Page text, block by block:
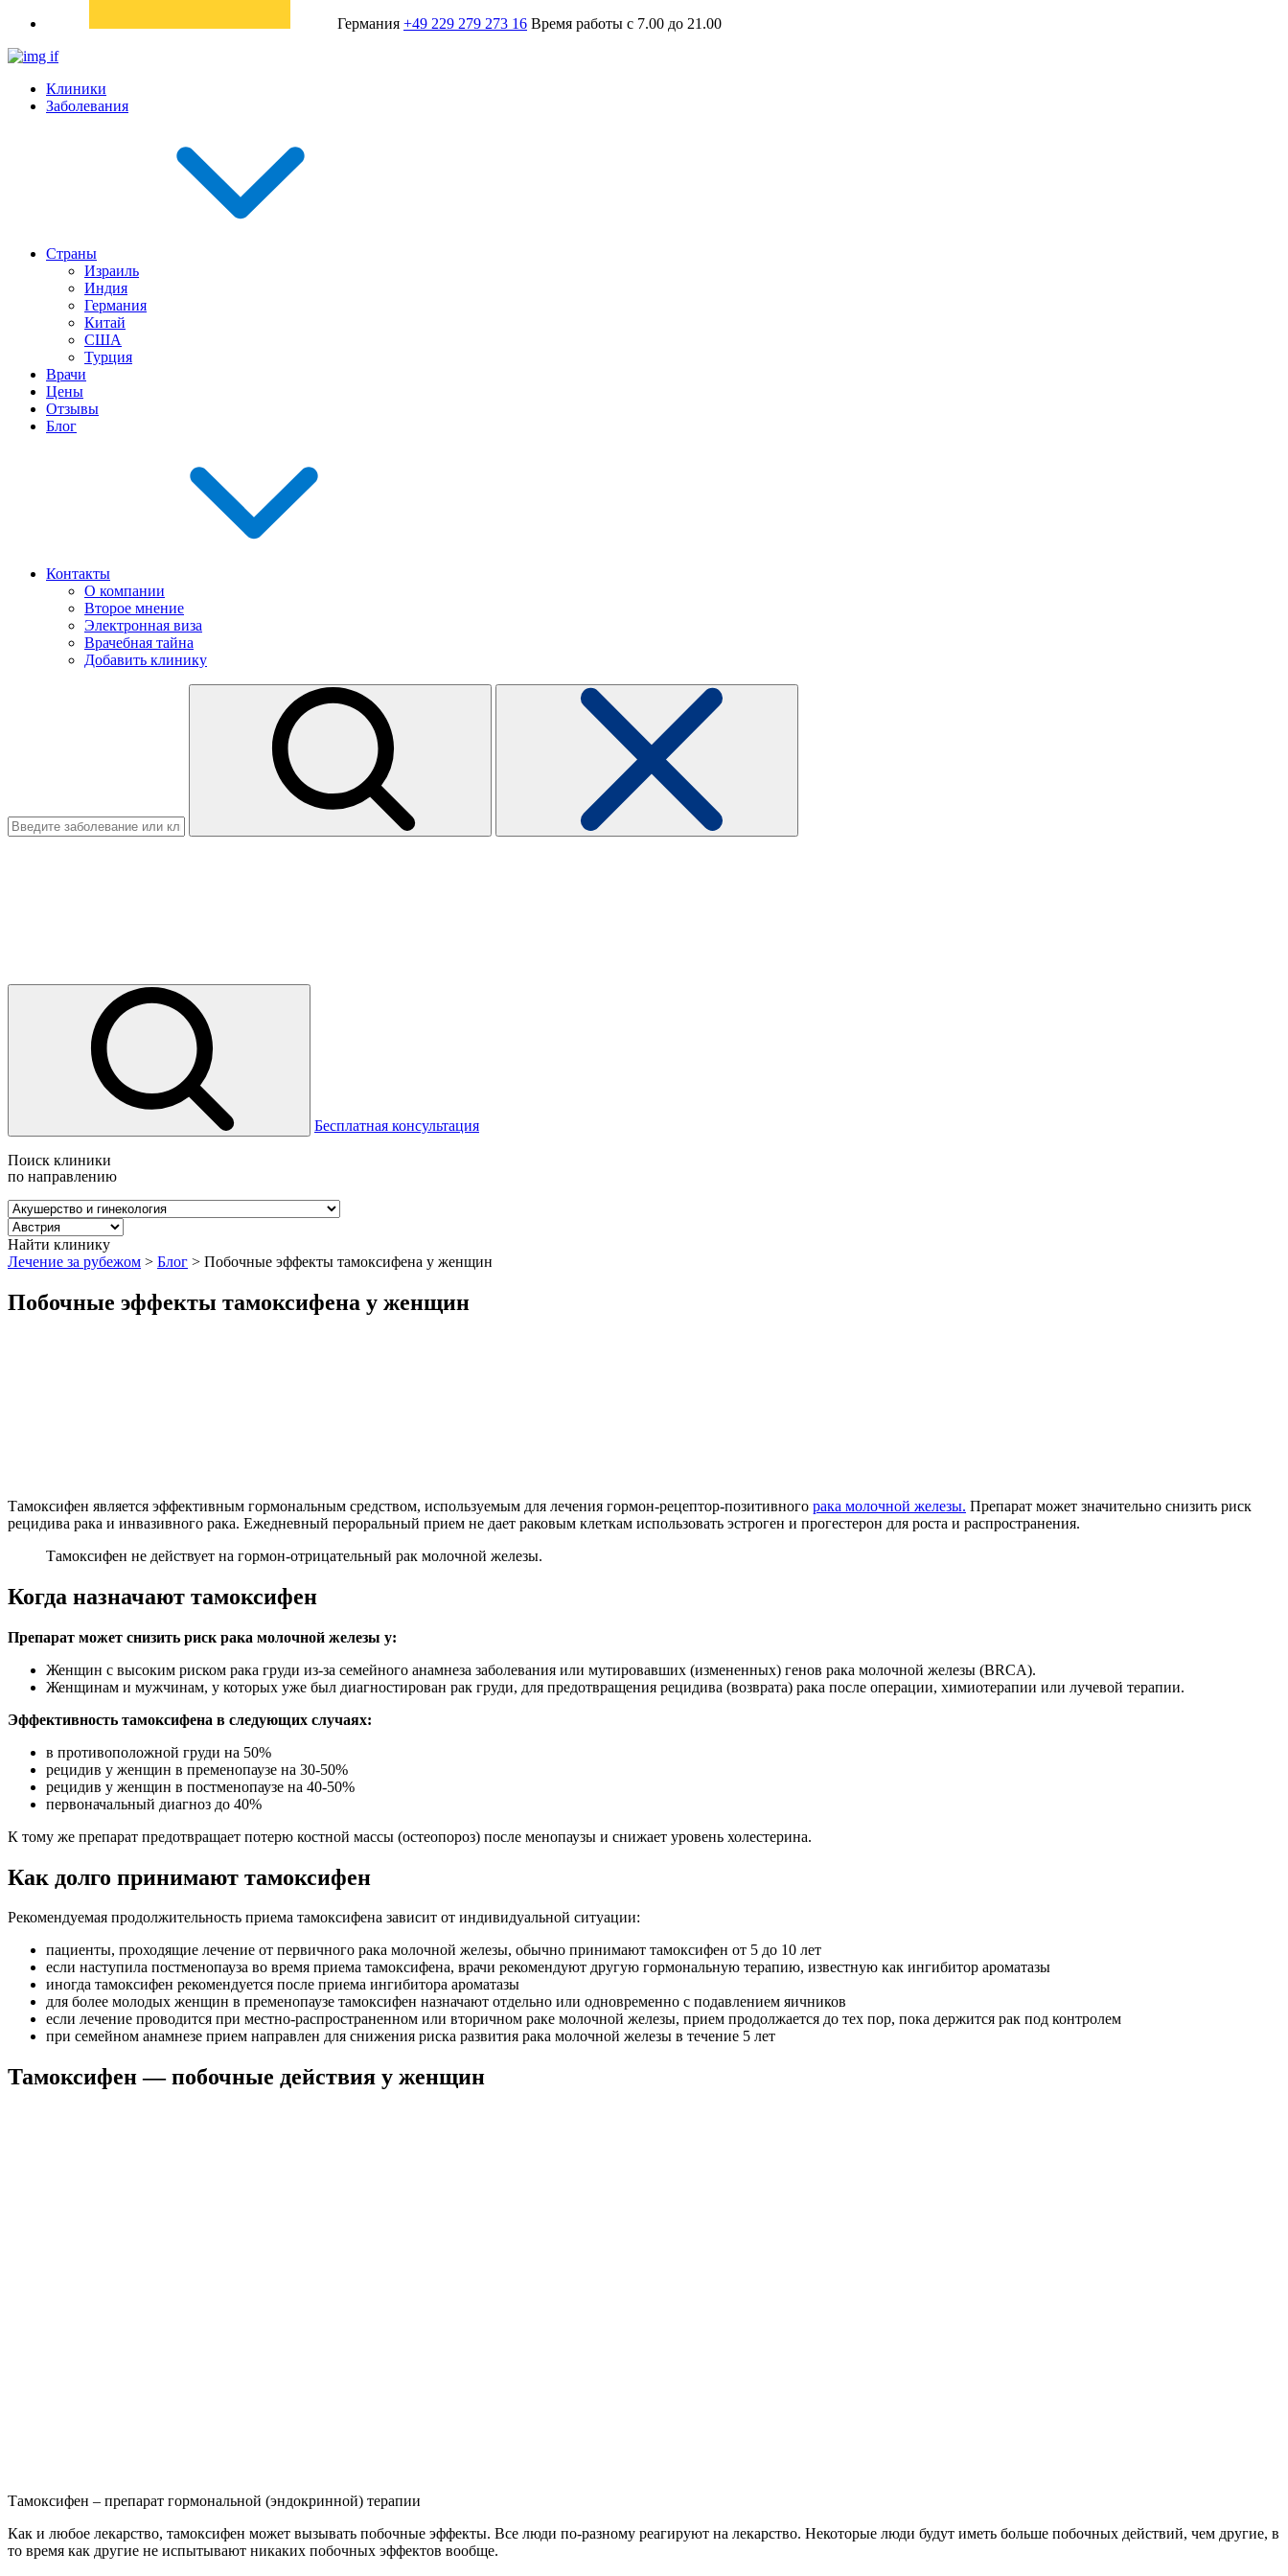
Германия +49 229 279 273 16 Время работы с 7.00 до 21.00
Клиники
Заболевания
Страны
Израиль
Индия
Германия
Китай
США
Турция
Врачи
Цены
Отзывы
Блог
Контакты
О компании
Второе мнение
Электронная виза
Врачебная тайна
Добавить клинику
Бесплатная консультация
Поиск клиники
по направлению
Найти клинику
Лечение за рубежом > Блог > Побочные эффекты тамоксифена у женщин
Побочные эффекты тамоксифена у женщин
Тамоксифен является эффективным гормональным средством, используемым для лечения гормон-рецептор-позитивного рака молочной железы. Препарат может значительно снизить риск
рецидива рака и инвазивного рака. Ежедневный пероральный прием не дает раковым клеткам использовать эстроген и прогестерон для роста и распространения.
Тамоксифен не действует на гормон-отрицательный рак молочной железы.
Когда назначают тамоксифен
Препарат может снизить риск рака молочной железы у:
Женщин с высоким риском рака груди из-за семейного анамнеза заболевания или мутировавших (измененных) генов рака молочной железы (BRCA).
Женщинам и мужчинам, у которых уже был диагностирован рак груди, для предотвращения рецидива (возврата) рака после операции, химиотерапии или лучевой терапии.
Эффективность тамоксифена в следующих случаях:
в противоположной груди на 50%
рецидив у женщин в пременопаузе на 30-50%
рецидив у женщин в постменопаузе на 40-50%
первоначальный диагноз до 40%
К тому же препарат предотвращает потерю костной массы (остеопороз) после менопаузы и снижает уровень холестерина.
Как долго принимают тамоксифен
Рекомендуемая продолжительность приема тамоксифена зависит от индивидуальной ситуации:
пациенты, проходящие лечение от первичного рака молочной железы, обычно принимают тамоксифен от 5 до 10 лет
если наступила постменопауза во время приема тамоксифена, врачи рекомендуют другую гормональную терапию, известную как ингибитор ароматазы
иногда тамоксифен рекомендуется после приема ингибитора ароматазы
для более молодых женщин в пременопаузе тамоксифен назначают отдельно или одновременно с подавлением яичников
если лечение проводится при местно-распространенном или вторичном раке молочной железы, прием продолжается до тех пор, пока держится рак под контролем
при семейном анамнезе прием направлен для снижения риска развития рака молочной железы в течение 5 лет
Тамоксифен — побочные действия у женщин
Тамоксифен – препарат гормональной (эндокринной) терапии
Как и любое лекарство, тамоксифен может вызывать побочные эффекты. Все люди по-разному реагируют на лекарство. Некоторые люди будут иметь больше побочных действий, чем другие, в
то время как другие не испытывают никаких побочных эффектов вообще.